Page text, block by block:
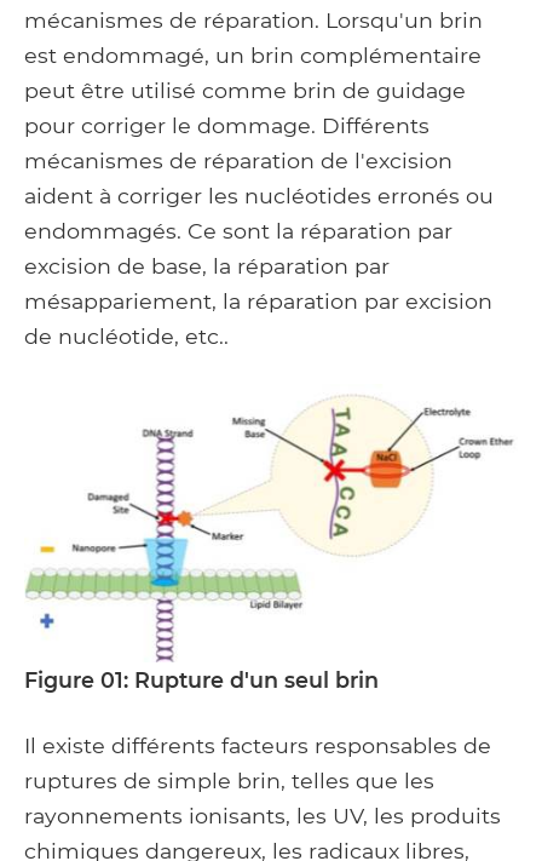
mécanismes de réparation. Lorsqu'un brin
est endommagé, un brin complémentaire
peut être utilisé comme brin de guidage
pour corriger le dommage. Différents
mécanismes de réparation de l'excision
aident à corriger les nucléotides erronés ou
endommagés. Ce sont la réparation par
excision de base, la réparation par
mésappariement, la réparation par excision
de nucléotide, etc..
Figure 01: Rupture d'un seul brin
Il existe différents facteurs responsables de
ruptures de simple brin, telles que les
rayonnements ionisants, les UV, les produits
chimiques dangereux, les radicaux libres,